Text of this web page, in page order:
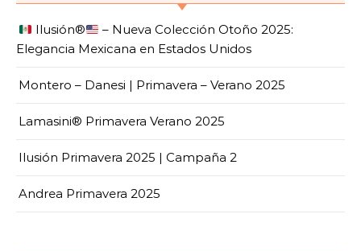
Ilusión®️
– Nueva Colección Otoño 2025:
Elegancia Mexicana en Estados Unidos
Montero – Danesi | Primavera – Verano 2025
Lamasini® Primavera Verano 2025
Ilusión Primavera 2025 | Campaña 2
Andrea Primavera 2025